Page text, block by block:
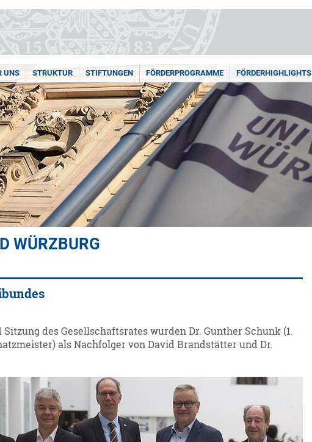
UNS STRUKTUR STIFTUNGEN FÖRDERPROGRAMME FÖRDERHIGHLIGHTS
WÜRZBURG
des Gesellschaftsrates wurden Dr. Gunther Schunk (1.
als Nachfolger von David Brandstätter und Dr.